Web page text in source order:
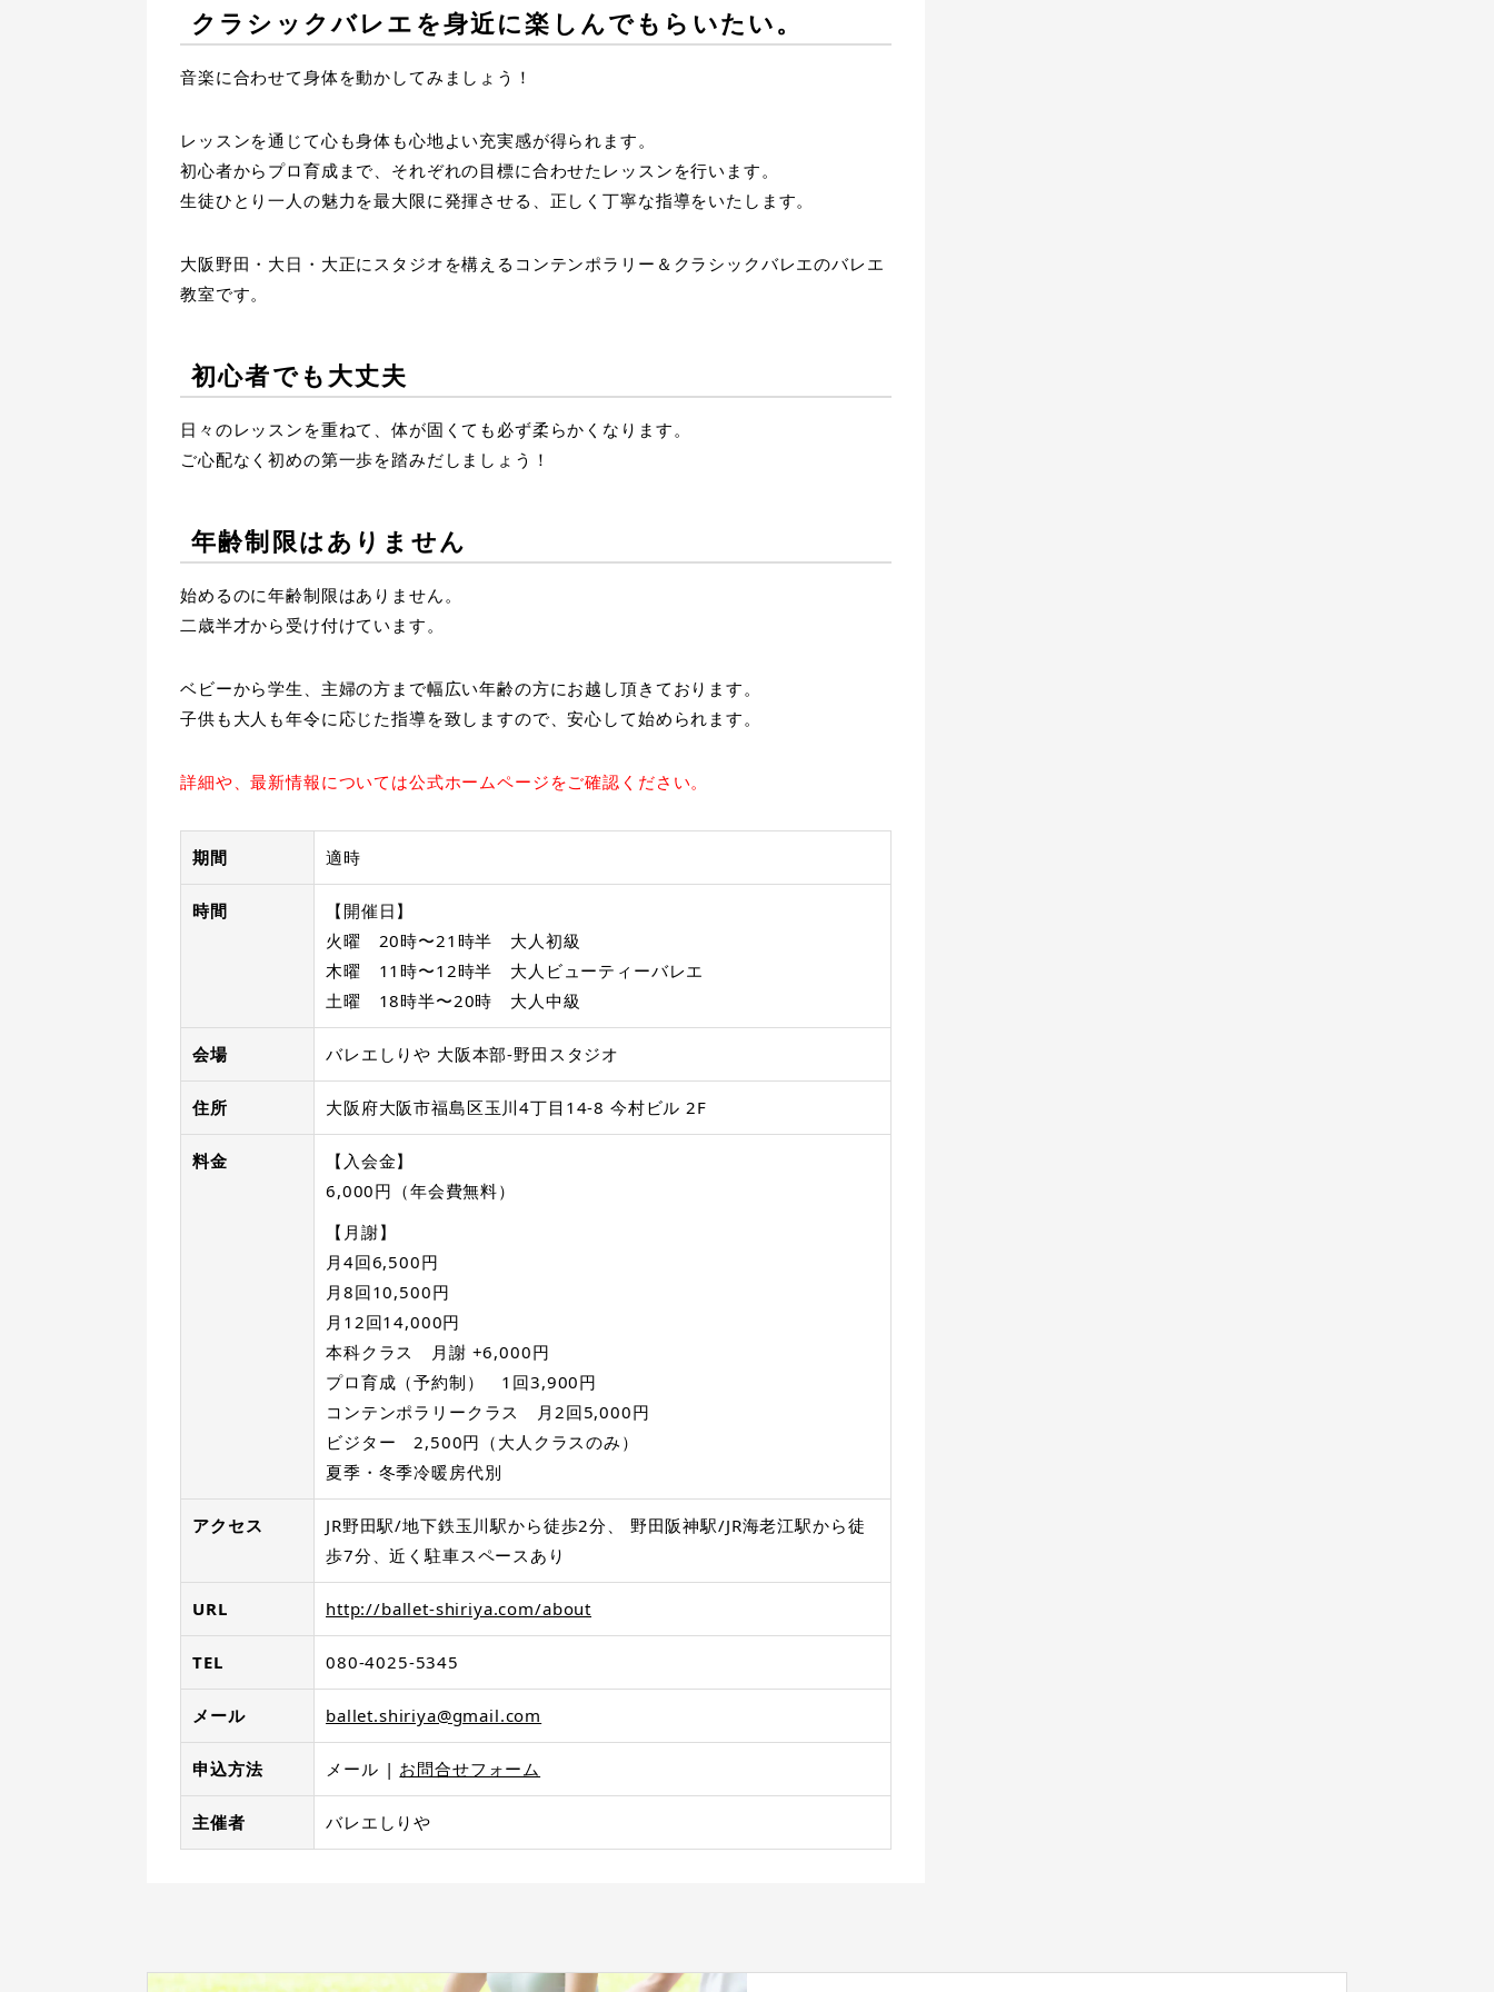
クラシックバレエを身近に楽しんでもらいたい。
音楽に合わせて身体を動かしてみましょう！
レッスンを通じて心も身体も心地よい充実感が得られます。
初心者からプロ育成まで、それぞれの目標に合わせたレッスンを行います。
生徒ひとり一人の魅力を最大限に発揮させる、正しく丁寧な指導をいたします。
大阪野田・大日・大正にスタジオを構えるコンテンポラリー＆クラシックバレエのバレエ
教室です。
初心者でも大丈夫
日々のレッスンを重ねて、体が固くても必ず柔らかくなります。
ご心配なく初めの第一歩を踏みだしましょう！
年齢制限はありません
始めるのに年齢制限はありません。
二歳半才から受け付けています。
ベビーから学生、主婦の方まで幅広い年齢の方にお越し頂きております。
子供も大人も年令に応じた指導を致しますので、安心して始められます。
詳細や、最新情報については公式ホームページをご確認ください。
期間 適時
時間
【開催日】
火曜 20時〜21時半 大人初級
木曜 11時〜12時半 大人ビューティーバレエ
土曜 18時半〜20時 大人中級
会場 バレエしりや 大阪本部-野田スタジオ
住所 大阪府大阪市福島区玉川4丁目14-8 今村ビル 2F
料金
【入会金】
6,000円（年会費無料）
【月謝】
月4回6,500円
月8回10,500円
月12回14,000円
本科クラス 月謝 +6,000円
プロ育成（予約制） 1回3,900円
コンテンポラリークラス 月2回5,000円
ビジター 2,500円（大人クラスのみ）
夏季・冬季冷暖房代別
アクセス
JR野田駅/地下鉄玉川駅から徒歩2分、 野田阪神駅/JR海老江駅から徒
歩7分、近く駐車スペースあり
URL http://ballet-shiriya.com/about
TEL 080-4025-5345
メール ballet.shiriya@gmail.com
申込方法 メール お問合せフォーム
主催者 バレエしりや